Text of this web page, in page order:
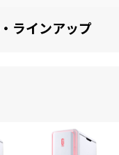
ラインアップ